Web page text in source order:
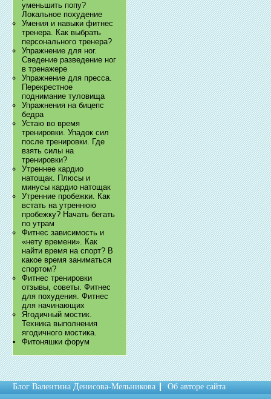
уменьшить попу?
Локальное похудение
Умения и навыки фитнес
тренера. Как выбрать
персонального тренера?
Упражнение для ног.
Сведение разведение ног
в тренажере
Упражнение для пресса.
Перекрестное
поднимание туловища
Упражнения на бицепс
бедра
Устаю во время
тренировки. Упадок сил
после тренировки. Где
взять силы на
тренировки?
Утреннее кардио
натощак. Плюсы и
минусы кардио натощак
Утренние пробежки. Как
встать на утреннюю
пробежку? Начать бегать
по утрам
Фитнес зависимость и
«нету времени». Как
найти время на спорт? В
какое время заниматься
спортом?
Фитнес тренировки
отзывы, советы. Фитнес
для похудения. Фитнес
для начинающих
Ягодичный мостик.
Техника выполнения
ягодичного мостика.
Фитоняшки форум
Блог Валентина Денисова-Мельникова Об авторе сайта